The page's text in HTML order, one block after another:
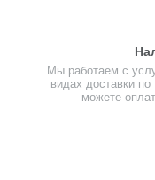
Мы работаем с
видах доставки
можете